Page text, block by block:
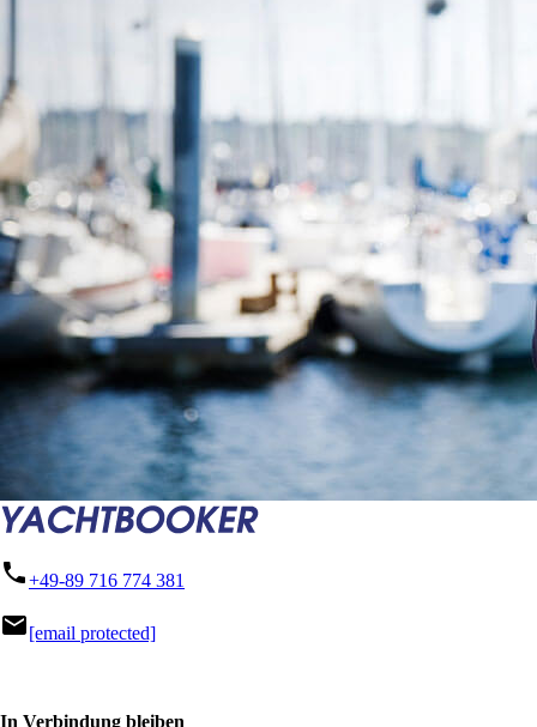
phone+49-89 716 774 381
mail[email protected]
In Verbindung bleiben